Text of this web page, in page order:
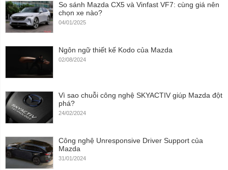
So sánh Mazda CX5 và Vinfast VF7: cùng giá nên
chọn xe nào?
04/01/2025
Ngôn ngữ thiết kế Kodo của Mazda
02/08/2024
Vì sao chuỗi công nghệ SKYACTIV giúp Mazda đột
phá?
24/02/2024
Công nghệ Unresponsive Driver Support của
Mazda
31/01/2024